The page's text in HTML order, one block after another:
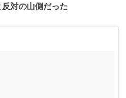
対の山側だった